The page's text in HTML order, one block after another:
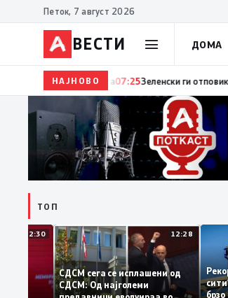
Петок, 7 август 2026
ВЕСТИ ДОМА
НАЈНОВО07:27Трамп: Две работи ја
ТОП
12:30
на
12:28
СДСМ сега се исплашени од
СДСМ: Од најголеми